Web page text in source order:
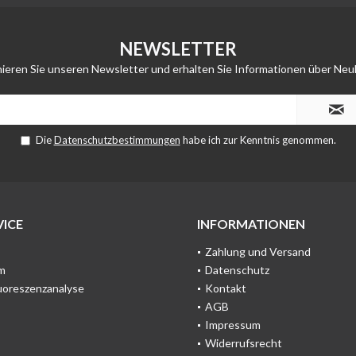
NEWSLETTER
Sie unseren Newsletter und erhalten Sie Informationen über
DieDatenschutzbestimmungen habe ich zur Kenntnis genommen.
INFORMATIONEN
Zahlung und Versand
Datenschutz
Kontakt
AGB
Impressum
Widerrufsrecht